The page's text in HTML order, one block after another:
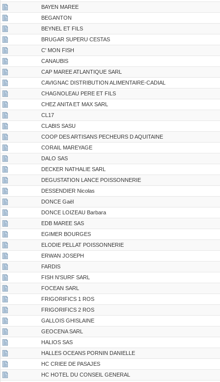
BAYEN MAREE
BEGANTON
BEYNEL ET FILS
BRUGAR SUPERU CESTAS
C' MON FISH
CANAUBIS
CAP MAREE ATLANTIQUE SARL
CAVIGNAC DISTRIBUTION ALIMENTAIRE-CADIAL
CHAGNOLEAU PERE ET FILS
CHEZ ANITA ET MAX SARL
CL17
CLABIS SASU
COOP DES ARTISANS PECHEURS D AQUITAINE
CORAIL MAREYAGE
DALO SAS
DECKER NATHALIE SARL
DEGUSTATION LANCE POISSONNERIE
DESSENDIER Nicolas
DONCE Gaël
DONCE LOIZEAU Barbara
EDB MAREE SAS
EGIMER BOURGES
ELODIE PELLAT POISSONNERIE
ERWAN JOSEPH
FARDIS
FISH N'SURF SARL
FOCEAN SARL
FRIGORIFICS 1 ROS
FRIGORIFICS 2 ROS
GALLOIS GHISLAINE
GEOCENA SARL
HALIOS SAS
HALLES OCEANS PORNIN DANIELLE
HC CRIEE DE PASAJES
HC HOTEL DU CONSEIL GENERAL